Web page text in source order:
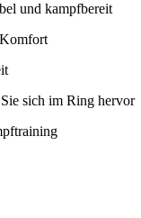
und kampfbereit
sich im Ring hervor